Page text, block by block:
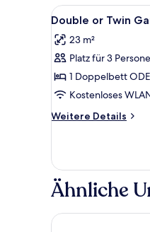
Alle
Fotos
für
Double
or
Twin
Garden
View
7
Double or Twin
23 m²
Platz für 3
1 Doppelbett
Kostenloses
Weitere Details
Weitere
or
Twin
Garden
Ähnliche
Kosta Palace